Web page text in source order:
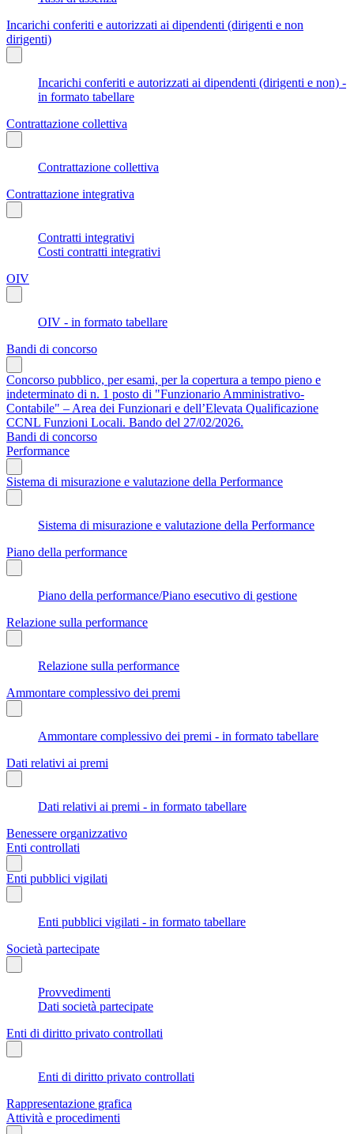
Incarichi conferiti e autorizzati ai dipendenti (dirigenti e non
dirigenti)
Incarichi conferiti e autorizzati ai dipendenti (dirigenti e non) -
in formato tabellare
Contrattazione collettiva
Contrattazione collettiva
Contrattazione integrativa
Contratti integrativi
Costi contratti integrativi
OIV
OIV - in formato tabellare
Bandi di concorso
Concorso pubblico, per esami, per la copertura a tempo pieno e
indeterminato di n. 1 posto di "Funzionario Amministrativo-
Contabile" – Area dei Funzionari e dell’Elevata Qualificazione
CCNL Funzioni Locali. Bando del 27/02/2026.
Bandi di concorso
Performance
Sistema di misurazione e valutazione della Performance
Sistema di misurazione e valutazione della Performance
Piano della performance
Piano della performance/Piano esecutivo di gestione
Relazione sulla performance
Relazione sulla performance
Ammontare complessivo dei premi
Ammontare complessivo dei premi - in formato tabellare
Dati relativi ai premi
Dati relativi ai premi - in formato tabellare
Benessere organizzativo
Enti controllati
Enti pubblici vigilati
Enti pubblici vigilati - in formato tabellare
Società partecipate
Provvedimenti
Dati società partecipate
Enti di diritto privato controllati
Enti di diritto privato controllati
Rappresentazione grafica
Attività e procedimenti